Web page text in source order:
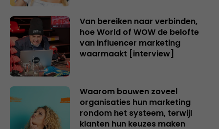
Van bereiken naar verbinden,
hoe World of WOW de belofte
van influencer marketing
waarmaakt [interview]
Waarom bouwen zoveel
organisaties hun marketing
rondom het systeem, terwijl
klanten hun keuzes maken